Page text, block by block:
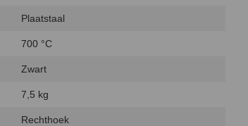
Plaatstaal
700 °C
Zwart
7,5 kg
Rechthoek